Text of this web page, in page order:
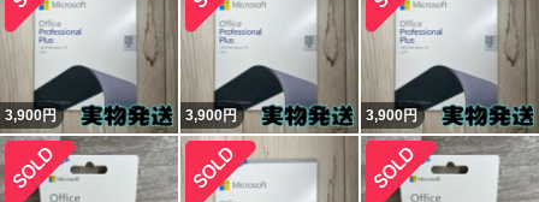
3,900円 3,900円 3,900円